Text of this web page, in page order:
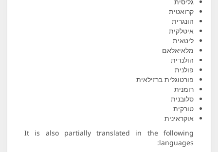
גליסית
קרואטית
הונגרית
איטלקית
ליטאית
מלאיאלאם
הולנדית
פולנית
פורטוגלית ברזילאית
רומנית
סלובנית
טורקית
אוקראינית
It is also partially translated in the following
languages: